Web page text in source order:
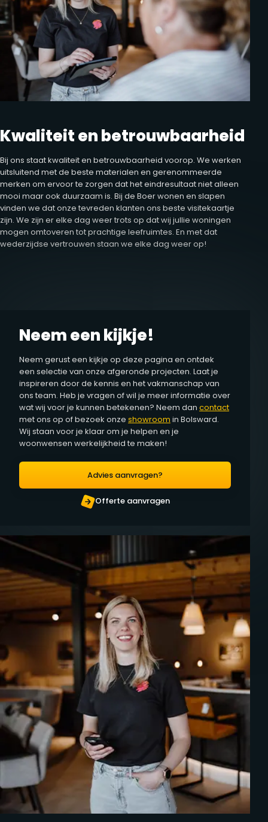
Kwaliteit en betrouwbaarheid
Bij ons staat kwaliteit en betrouwbaarheid voorop. We werken
uitsluitend met de beste materialen en gerenommeerde
merken om ervoor te zorgen dat het eindresultaat niet alleen
mooi maar ook duurzaam is. Bij de Boer wonen en slapen
vinden we dat onze tevreden klanten ons beste visitekaartje
zijn. We zijn er elke dag weer trots op dat wij jullie woningen
mogen omtoveren tot prachtige leefruimtes. En met dat
wederzijdse vertrouwen staan we elke dag weer op!
Neem een kijkje!
Neem gerust een kijkje op deze pagina en ontdek
een selectie van onze afgeronde projecten. Laat je
inspireren door de kennis en het vakmanschap van
ons team. Heb je vragen of wil je meer informatie over
wat wij voor je kunnen betekenen? Neem dan contact
met ons op of bezoek onze showroom in Bolsward.
Wij staan voor je klaar om je helpen en je
woonwensen werkelijkheid te maken!
Advies aanvragen?
Offerte aanvragen